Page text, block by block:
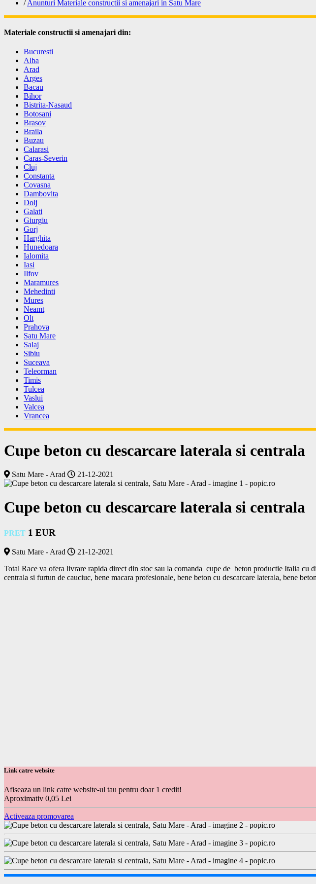
/Anunturi Materiale constructii si amenajari in Satu Mare
Materiale constructii si amenajari din:
Bucuresti
Alba
Arad
Arges
Bacau
Bihor
Bistrita-Nasaud
Botosani
Brasov
Braila
Buzau
Calarasi
Caras-Severin
Cluj
Constanta
Covasna
Dambovita
Dolj
Galati
Giurgiu
Gorj
Harghita
Hunedoara
Ialomita
Iasi
Ilfov
Maramures
Mehedinti
Mures
Neamt
Olt
Prahova
Satu Mare
Salaj
Sibiu
Suceava
Teleorman
Timis
Tulcea
Vaslui
Valcea
Vrancea
Cupe beton cu descarcare laterala si centrala
Satu Mare - Arad 21-12-2021
Cupe beton cu descarcare laterala si centrala
PRET 1 EUR
Satu Mare - Arad
21-12-2021
Total Race va ofera livrare rapida direct din stoc sau la comanda  cupe de  beton productie Italia cu
Link catre website
Afiseaza un link catre website-ul tau pentru doar 1 credit!
Aproximativ 0,05 Lei
Activeaza promovarea